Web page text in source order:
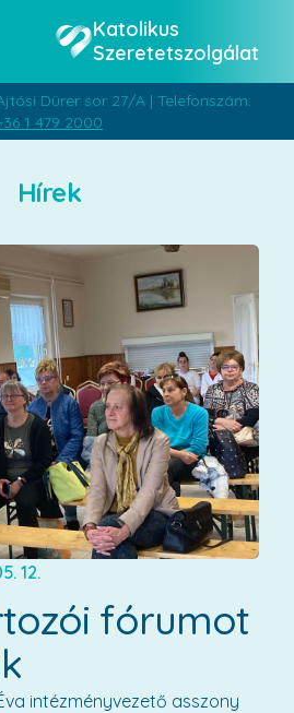
Katolikus
Szeretetszolgálat
Dürer sor 27/A | Telefonszám:
1 479 2000
Hírek
12.
fórumot
intézményvezető asszony